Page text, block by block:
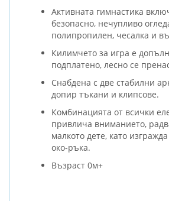
Активната гимнастика
безопасно, нечупливо
полипропилен, чесалка и
Килимчето за игра е
подплатено, лесно се
Снабдена с две стабилни
допир тъкани и клипсове.
Комбинацията от всички
привлича вниманието,
малкото дете, като
око-ръка.
Възраст 0м+